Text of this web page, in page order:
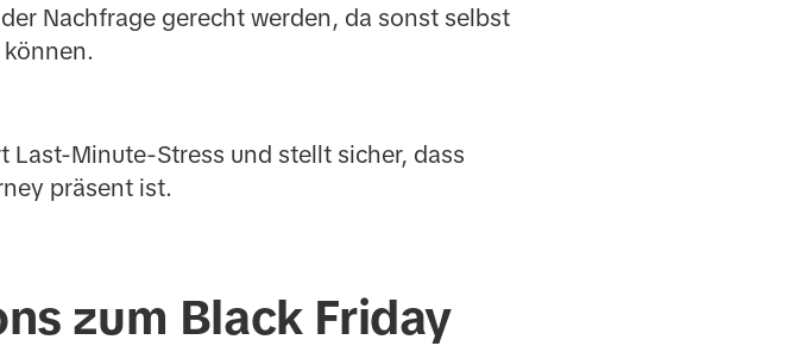
Nachfrage gerecht werden, da sonst selbst
Last-Minute-Stress und stellt sicher, dass
präsent ist.
zum Black Friday